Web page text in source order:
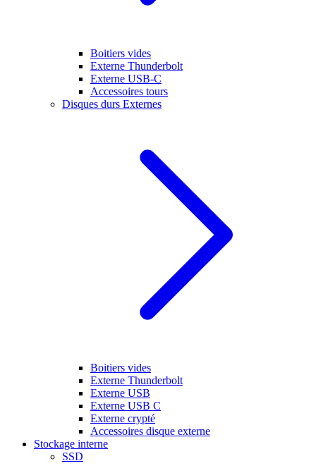
Boitiers vides
Externe Thunderbolt
Externe USB-C
Accessoires tours
Disques durs Externes
Boitiers vides
Externe Thunderbolt
Externe USB
Externe USB C
Externe crypté
Accessoires disque externe
Stockage interne
SSD